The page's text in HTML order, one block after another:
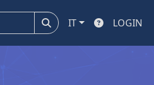
IT LOGIN